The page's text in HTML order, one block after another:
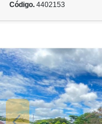
Código. 4402153